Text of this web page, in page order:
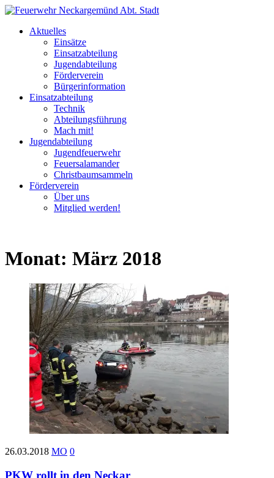
Aktuelles
Einsätze
Einsatzabteilung
Jugendabteilung
Förderverein
Bürgerinformation
Einsatzabteilung
Technik
Abteilungsführung
Mach mit!
Jugendabteilung
Jugendfeuerwehr
Feuersalamander
Christbaumsammeln
Förderverein
Über uns
Mitglied werden!
Monat: März 2018
26.03.2018 MO 0
PKW rollt in den Neckar